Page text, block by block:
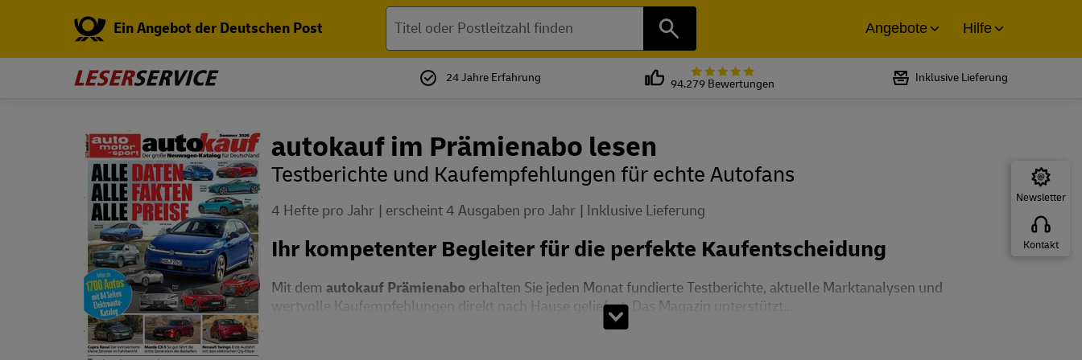
Ein Angebot der Deutschen Post
Suchen
Angebote Hilfe
24 Jahre Erfahrung
Bewertet mit 5 von 5 Sternen bei
94.279 Bewertungen
Inklusive Lieferung
Newsletter
Kontakt
autokauf im Prämienabo lesen
Testberichte und Kaufempfehlungen für echte Autofans
4 Hefte pro Jahr erscheint 4 Ausgaben pro Jahr Inklusive Lieferung
Ihr kompetenter Begleiter für die perfekte Kaufentscheidung
Mit dem autokauf Prämienabo erhalten Sie jeden Monat fundierte Testberichte, aktuelle Marktanalysen und
wertvolle Kaufempfehlungen direkt nach Hause geliefert. Das Magazin unterstützt...